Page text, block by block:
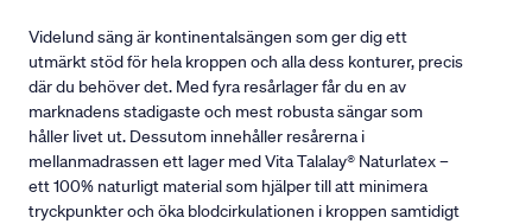
Videlund säng är kontinentalsängen som ger dig ett
utmärkt stöd för hela kroppen och alla dess konturer, precis
där du behöver det. Med fyra resårlager får du en av
marknadens stadigaste och mest robusta sängar som
håller livet ut. Dessutom innehåller resårerna i
mellanmadrassen ett lager med Vita Talalay® Naturlatex –
ett 100% naturligt material som hjälper till att minimera
tryckpunkter och öka blodcirkulationen i kroppen samtidigt